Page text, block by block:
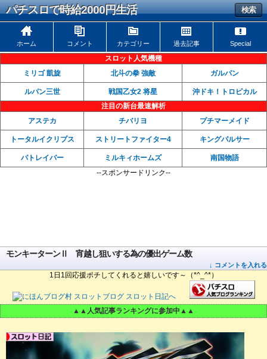
パチスロで時給2000円生活 検索
ホーム コメント カテゴリー 過去記事 Special
スロット人気機種
ミリゴ 凱旋
北斗の拳 強敵 ガルパン
ルパン三世 戦国乙女2 将星
沖ドキ！トロピカル
注目の新台最速解析
アステカ
チバリヨ プチマーメイド
トータルイクリプス ストリートファイター4 キングパルサー
パトレイバー ミルキィホームズ
南国物語
--スポンサードリンク--
モンキーターンⅡ 宵越し狙いする為の優出ゲーム数
↓ コメントを入れる
1日1回応援ポチしてくれると嬉しいです～（*^_^*）
▲▲人気記事ランキングに参加中▲▲